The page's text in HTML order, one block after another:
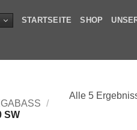
STARTSEITE SHOP
/
SW
Alle 5